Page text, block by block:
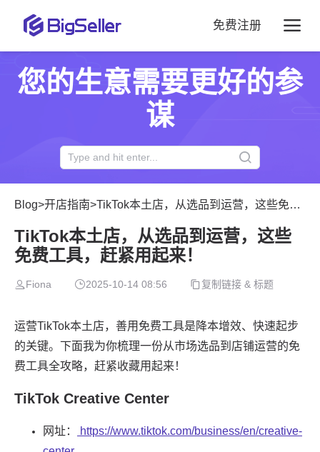
免费注册
您的生意需要更好的参
谋
Blog>开店指南>TikTok本土店，从选品到运营，这些免费工具，赶紧用起来！
TikTok本土店，从选品到运营，这些
免费工具，赶紧用起来！
Fiona 2025-10-14 08:56 复制链接 & 标题